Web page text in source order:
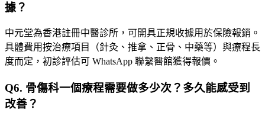
據？
中元堂為香港註冊中醫診所，可開具正規收據用於保險報銷。
具體費用按治療項目（針灸、推拿、正骨、中藥等）與療程長
度而定，初診評估可 WhatsApp 聯繫醫館獲得報價。
Q6. 骨傷科一個療程需要做多少次？多久能感受到
改善？